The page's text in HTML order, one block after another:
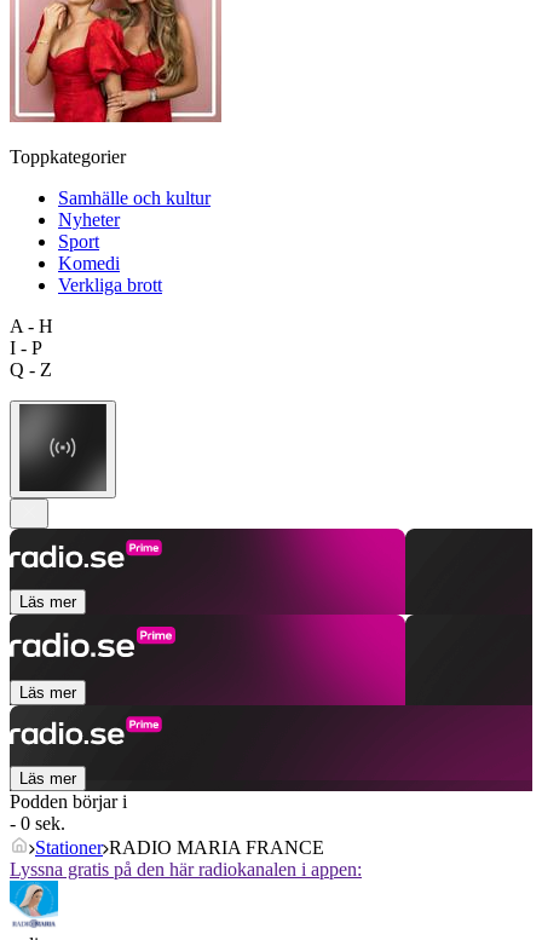
Toppkategorier
Samhälle och kultur
Nyheter
Sport
Komedi
Verkliga brott
A - H
I - P
Q - Z
Läs mer
Läs mer
Läs mer
Podden börjar i
- 0 sek.
Stationer RADIO MARIA FRANCE
Lyssna gratis på den här radiokanalen i appen: